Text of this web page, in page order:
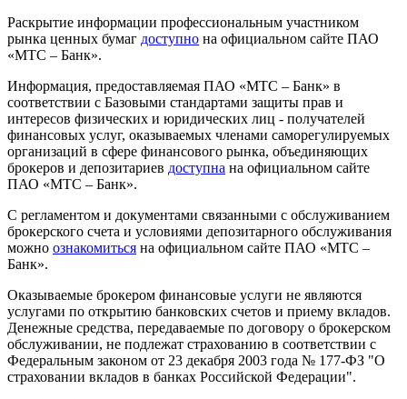
Раскрытие информации профессиональным участником
рынка ценных бумаг доступно на официальном сайте ПАО
«МТС – Банк».
Информация, предоставляемая ПАО «МТС – Банк» в
соответствии с Базовыми стандартами защиты прав и
интересов физических и юридических лиц - получателей
финансовых услуг, оказываемых членами саморегулируемых
организаций в сфере финансового рынка, объединяющих
брокеров и депозитариев доступна на официальном сайте
ПАО «МТС – Банк».
С регламентом и документами связанными с обслуживанием
брокерского счета и условиями депозитарного обслуживания
можно ознакомиться на официальном сайте ПАО «МТС –
Банк».
Оказываемые брокером финансовые услуги не являются
услугами по открытию банковских счетов и приему вкладов.
Денежные средства, передаваемые по договору о брокерском
обслуживании, не подлежат страхованию в соответствии с
Федеральным законом от 23 декабря 2003 года № 177-ФЗ "О
страховании вкладов в банках Российской Федерации".